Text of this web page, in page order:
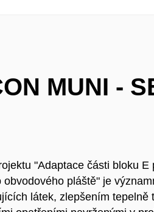
MUNI -
"Adaptace části bloku
obvodového pláště" je
látek, zlepšením tepelně